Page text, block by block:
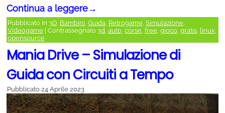
Continua a leggere→
Pubblicato in 3D Bambini Guida Retrogame Simulazione
Videogame Contrassegnato 3d auto corse free gioco gratis linux
opensource
Mania Drive – Simulazione di
Guida con Circuiti a Tempo
Pubblicato 24 Aprile 2023